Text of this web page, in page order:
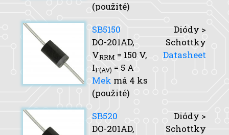
(použité)
SB5150
DO-201AD,
VRRM = 150 V,
IF(AV) = 5 A
Mek má 4 ks
(použité)
Diódy >
Schottky
Datasheet
SB520
DO-201AD,
Diódy >
Schottky